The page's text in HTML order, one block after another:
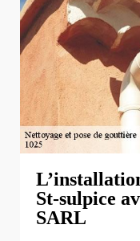
St-sulpice
SARL